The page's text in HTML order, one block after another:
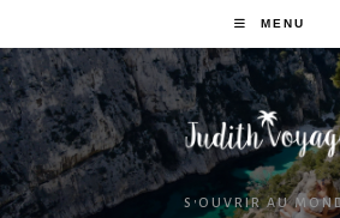
MENU
S'OUVRIR AU